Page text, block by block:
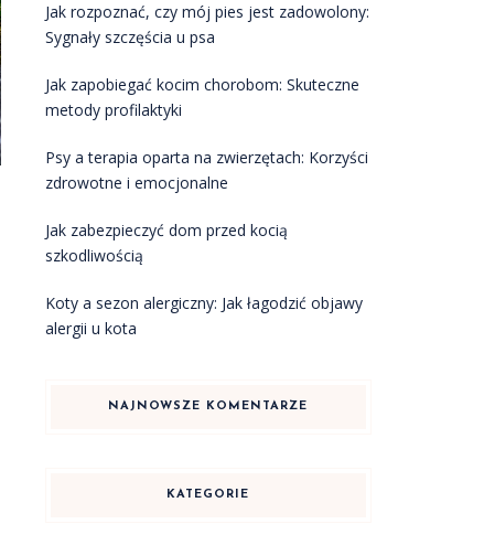
Jak rozpoznać, czy mój pies jest zadowolony:
Sygnały szczęścia u psa
Jak zapobiegać kocim chorobom: Skuteczne
metody profilaktyki
Psy a terapia oparta na zwierzętach: Korzyści
zdrowotne i emocjonalne
Jak zabezpieczyć dom przed kocią
szkodliwością
Koty a sezon alergiczny: Jak łagodzić objawy
alergii u kota
NAJNOWSZE KOMENTARZE
KATEGORIE